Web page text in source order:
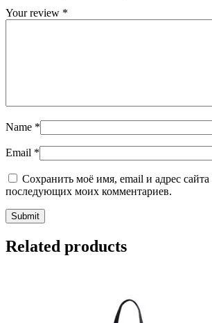
Your review *
Name *
Email *
Сохранить моё имя, email и адрес сайта
последующих моих комментариев.
Related products